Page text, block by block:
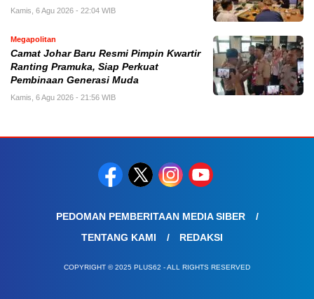
Kamis, 6 Agu 2026 - 22:04 WIB
Megapolitan
Camat Johar Baru Resmi Pimpin Kwartir
Ranting Pramuka, Siap Perkuat
Pembinaan Generasi Muda
Kamis, 6 Agu 2026 - 21:56 WIB
PEDOMAN PEMBERITAAN MEDIA SIBER
TENTANG KAMI
REDAKSI
COPYRIGHT © 2025 PLUS62 - ALL RIGHTS RESERVED